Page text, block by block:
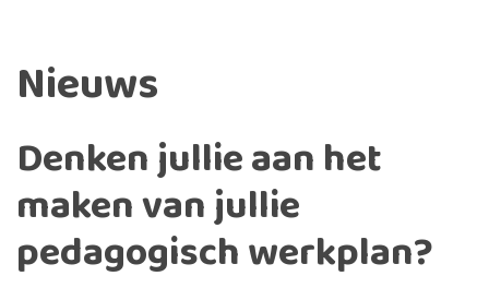
Nieuws
Denken jullie aan het
maken van jullie
pedagogisch werkplan?